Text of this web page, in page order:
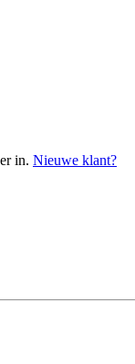
in. Nieuwe klant?